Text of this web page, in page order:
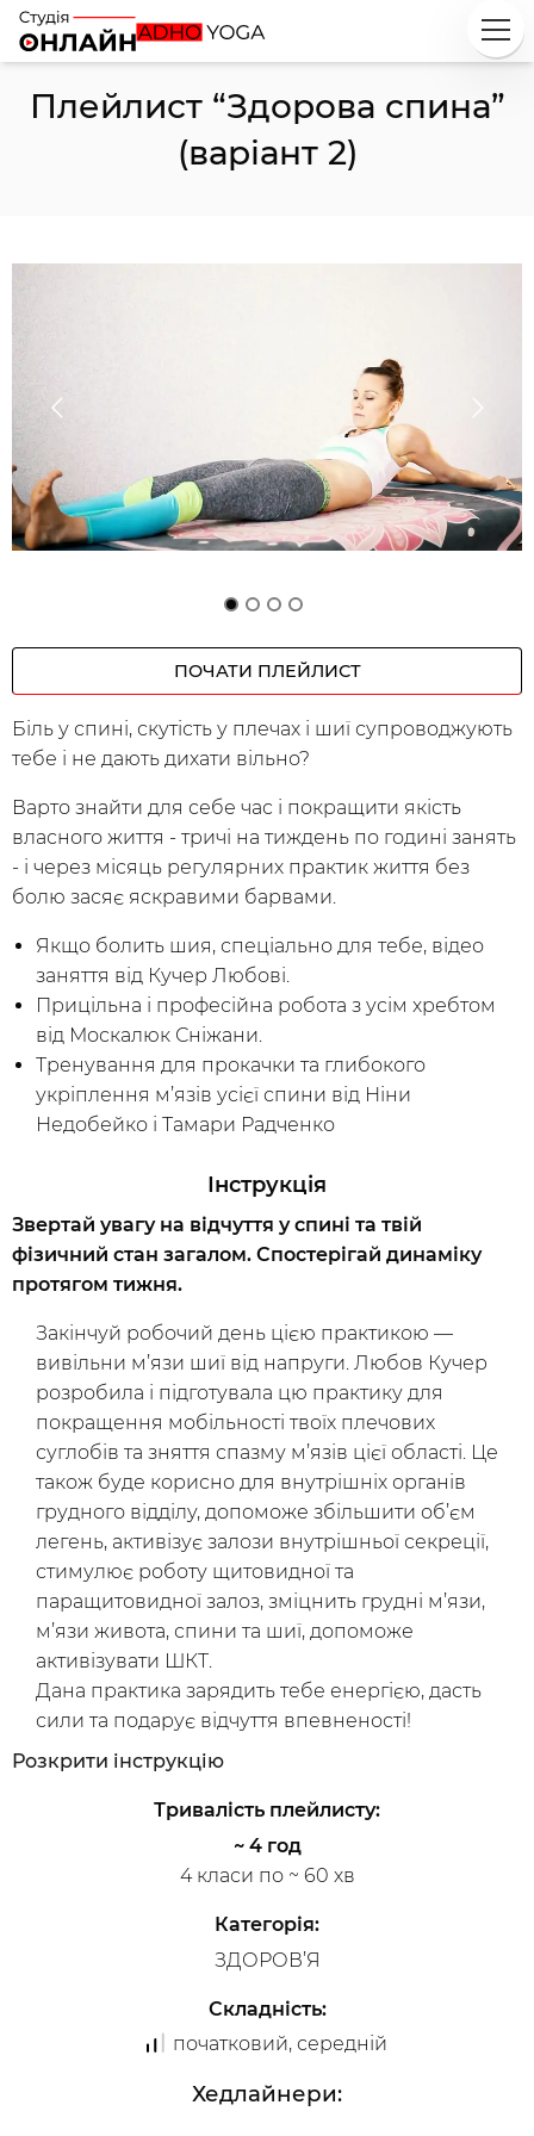
Класи
Курси Плейлисти
Інструктори
Зареєструйся
Плейлист “Здорова спина”
(варіант 2)
ПОЧАТИ ПЛЕЙЛИСТ
Біль у спині, скутість у плечах і шиї супроводжують
тебе і не дають дихати вільно?
Варто знайти для себе час і покращити якість
власного життя - тричі на тиждень по годині занять
- і через місяць регулярних практик життя без
болю засяє яскравими барвами.
Якщо болить шия, спеціально для тебе, відео
заняття від Кучер Любові.
Прицільна і професійна робота з усім хребтом
від Москалюк Сніжани.
Тренування для прокачки та глибокого
укріплення м’язів усієї спини від Ніни
Недобейко і Тамари Радченко
Інструкція
Звертай увагу на відчуття у спині та твій
фізичний стан загалом. Спостерігай динаміку
протягом тижня.
Закінчуй робочий день цією практикою —
вивільни м’язи шиї від напруги. Любов Кучер
розробила і підготувала цю практику для
покращення мобільності твоїх плечових
суглобів та зняття спазму м’язів цієї області. Це
також буде корисно для внутрішніх органів
грудного відділу, допоможе збільшити об’єм
легень, активізує залози внутрішньої секреції,
стимулює роботу щитовидної та
паращитовидної залоз, зміцнить грудні м’язи,
м’язи живота, спини та шиї, допоможе
активізувати ШКТ.
Дана практика зарядить тебе енергією, дасть
сили та подарує відчуття впевненості!
Наша краса напряму залежить від здоров'я.
Здорова спина - це запорука здорового та
попрацювати — пранаями, суглобова
гімнастика, танець Рудри та комплекс асан для
підтримання здоров’я твоєї спини та її
відновлення. Звичайно, в АДХО-форматі.
І завершить, практику створену для тебе, Ніна
Недобейко улюбленою шавасаною.
Тамара Радченко пропонує тобі потренуватися з
думкою про енергію землі, а саме напрацювати
Розкрити інструкцію
Тривалість плейлисту:
~ 4 год
4 класи по ~ 60 хв
Категорія:
ЗДОРОВ’Я
Складність:
початковий, середній
Хедлайнери: